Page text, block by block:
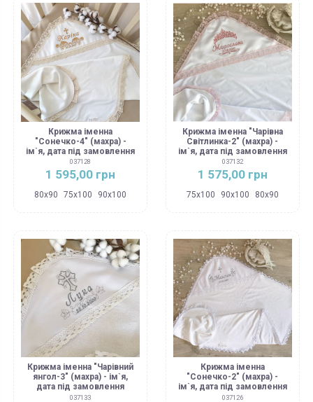
Крижма іменна
"Сонечко-4" (махра) -
ім`я, дата під замовлення
037128
1 595,00 грн
80х90 75х100 90х100
Крижма іменна "Чарівна
Світлинка-2" (махра) -
ім`я, дата під замовлення
037132
1 575,00 грн
75х100 90х100 80х90
Крижма іменна "Чарівний
янгол-3" (махра) - ім`я,
дата під замовлення
037133
Крижма іменна
"Сонечко-2" (махра) -
ім`я, дата під замовлення
037126